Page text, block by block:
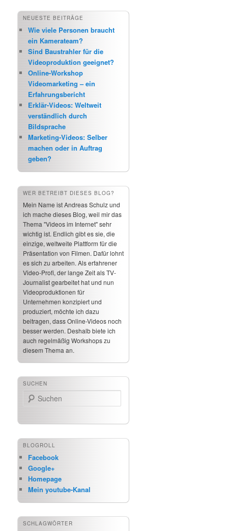
NEUESTE BEITRÄGE
Wie viele Personen braucht
ein Kamerateam?
Sind Baustrahler für die
Videoproduktion geeignet?
Online-Workshop
Videomarketing – ein
Erfahrungsbericht
Erklär-Videos: Weltweit
verständlich durch
Bildsprache
Marketing-Videos: Selber
machen oder in Auftrag
geben?
WER BETREIBT DIESES BLOG?
Mein Name ist Andreas Schulz und
ich mache dieses Blog, weil mir das
Thema "Videos im Internet" sehr
wichtig ist. Endlich gibt es sie, die
einzige, weltweite Plattform für die
Präsentation von Filmen. Dafür lohnt
es sich zu arbeiten. Als erfahrener
Video-Profi, der lange Zeit als TV-
Journalist gearbeitet hat und nun
Videoproduktionen für
Unternehmen konzipiert und
produziert, möchte ich dazu
beitragen, dass Online-Videos noch
besser werden. Deshalb biete ich
auch regelmäßig Workshops zu
diesem Thema an.
SUCHEN
Suchen
BLOGROLL
Facebook
Google+
Homepage
Mein youtube-Kanal
SCHLAGWÖRTER